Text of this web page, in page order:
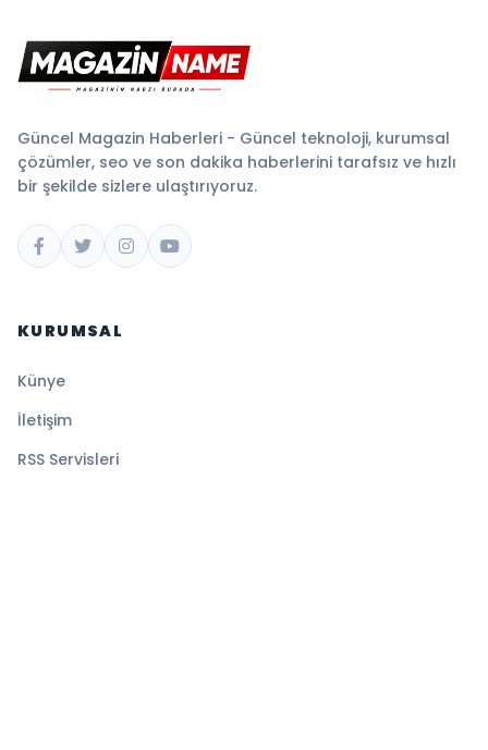
Güncel Magazin Haberleri - Güncel teknoloji, kurumsal
çözümler, seo ve son dakika haberlerini tarafsız ve hızlı
bir şekilde sizlere ulaştırıyoruz.
KURUMSAL
Künye
İletişim
RSS Servisleri